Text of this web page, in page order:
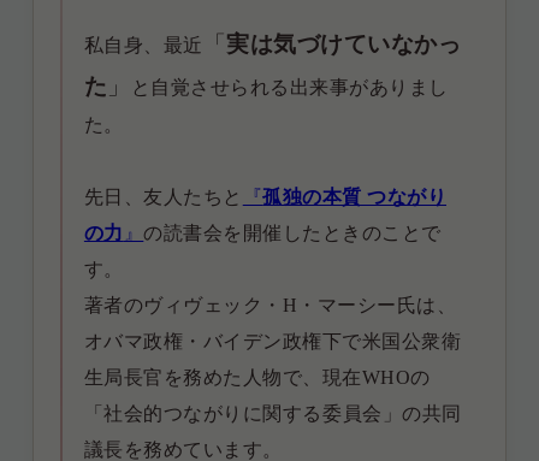
私自身、最近 「 実は気づけていなかっ
た 」
と自覚させられる出来事がありまし
た。
先日、友人たちと 『孤独の本質 つながり
の力 』の読書会を開催したときのことで
す。
著者のヴィヴェック・H・マーシー氏は、
オバマ政権・バイデン政権下で米国公衆衛
生局長官を務めた人物で、現在WHOの
「社会的つながりに関する委員会」の共同
議長を務めています。